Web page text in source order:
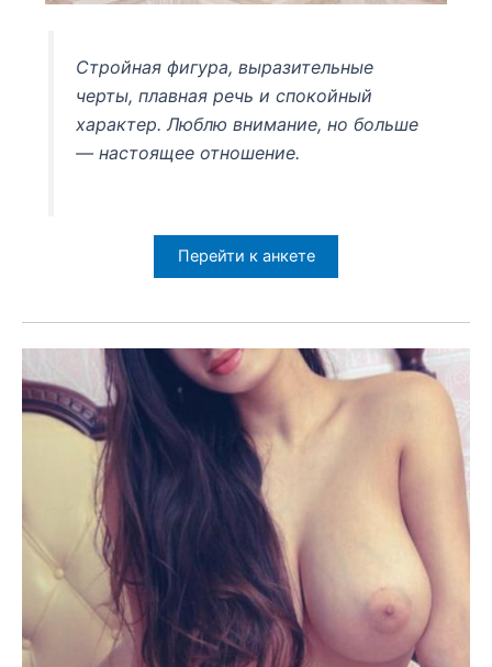
Стройная фигура, выразительные
черты, плавная речь и спокойный
характер. Люблю внимание, но больше
— настоящее отношение.
Перейти к анкете